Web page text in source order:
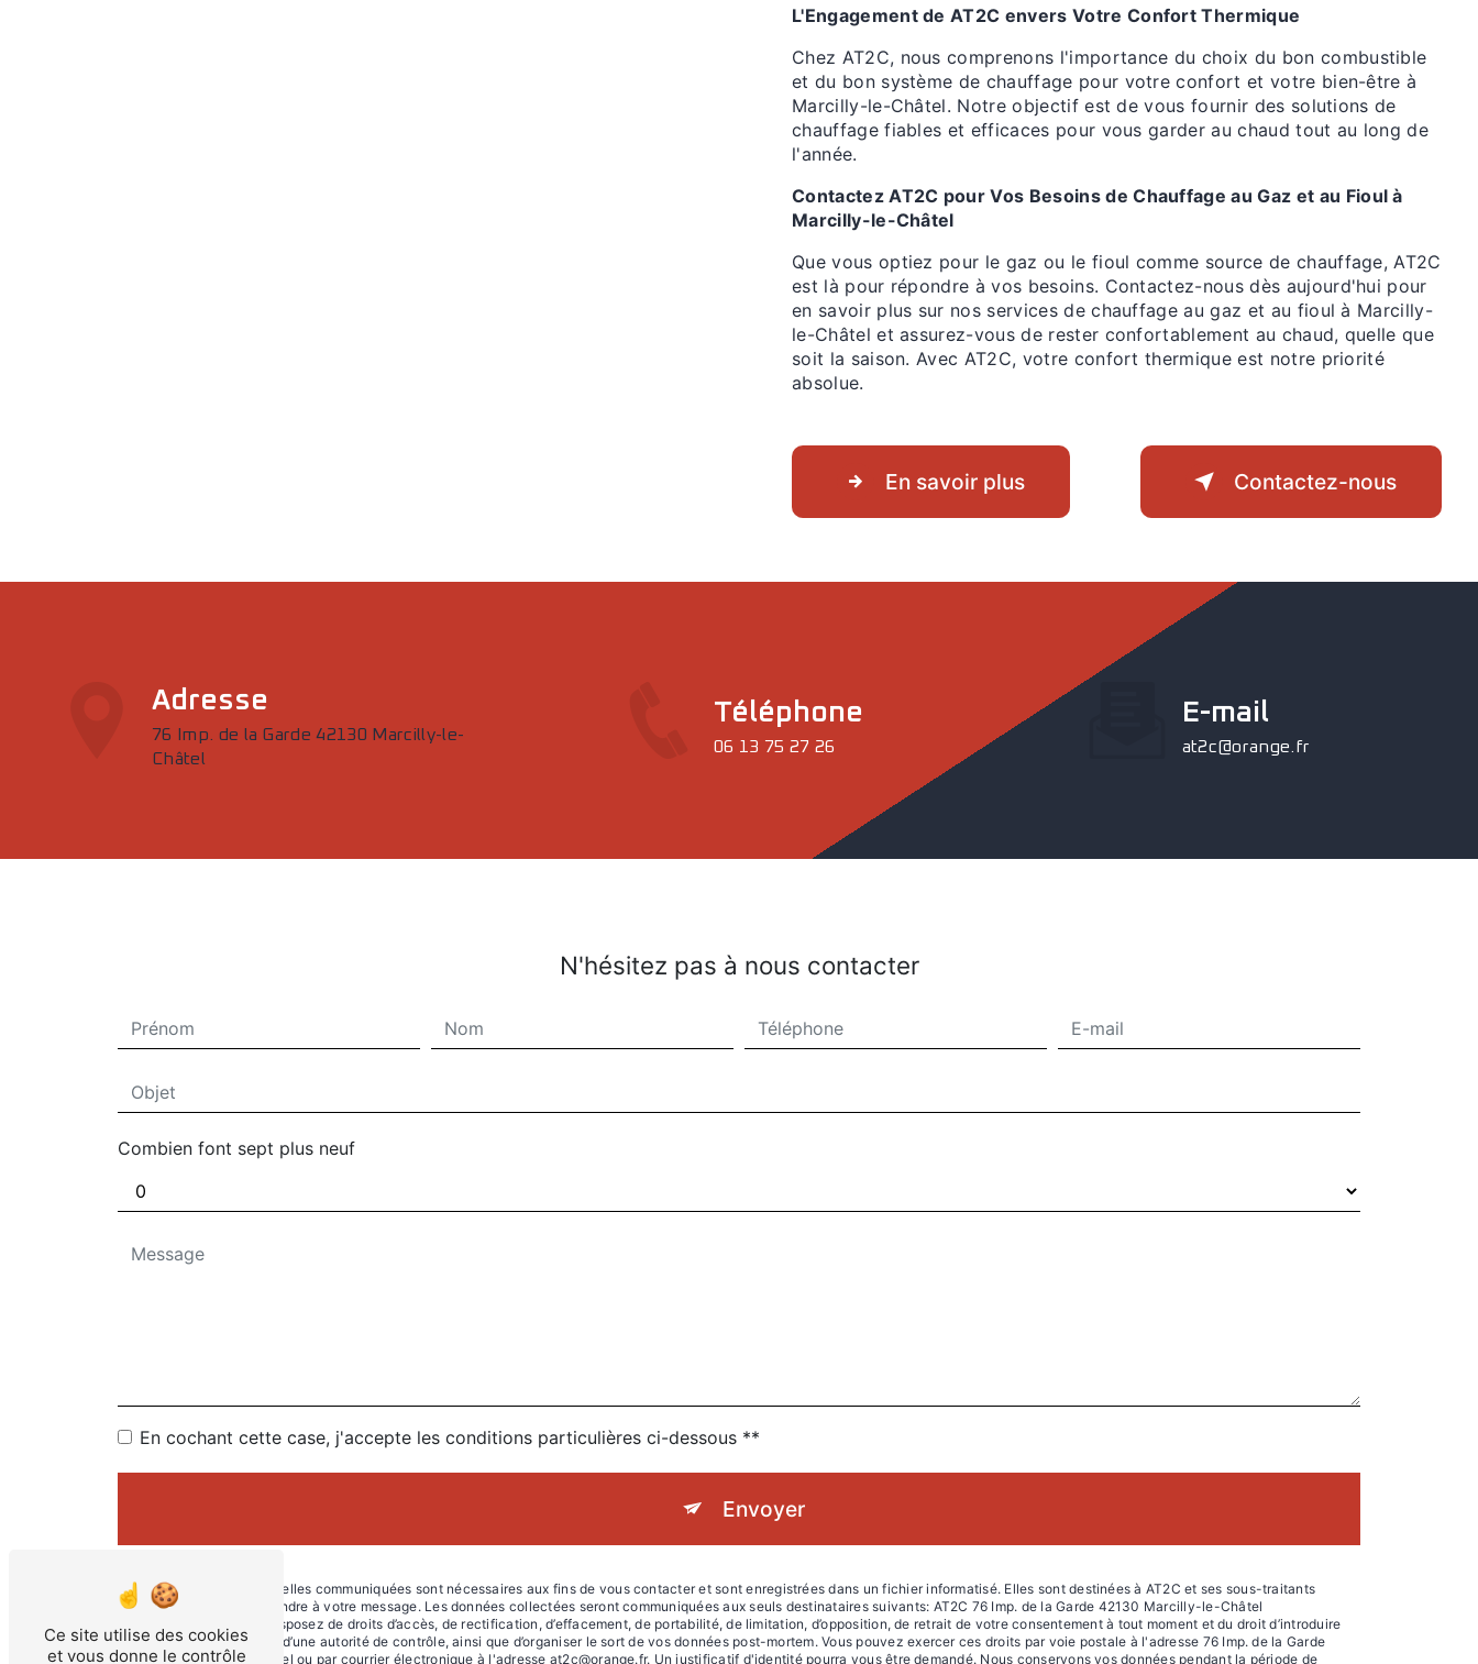
L'Engagement de AT2C envers Votre Confort Thermique
Chez AT2C, nous comprenons l'importance du choix du bon combustible
et du bon système de chauffage pour votre confort et votre bien-être à
Marcilly-le-Châtel. Notre objectif est de vous fournir des solutions de
chauffage fiables et efficaces pour vous garder au chaud tout au long de
l'année.
Contactez AT2C pour Vos Besoins de Chauffage au Gaz et au Fioul à
Marcilly-le-Châtel
Que vous optiez pour le gaz ou le fioul comme source de chauffage, AT2C
est là pour répondre à vos besoins. Contactez-nous dès aujourd'hui pour
en savoir plus sur nos services de chauffage au gaz et au fioul à Marcilly-
le-Châtel et assurez-vous de rester confortablement au chaud, quelle que
soit la saison. Avec AT2C, votre confort thermique est notre priorité
absolue.
En savoir plus Contactez-nous
Adresse
76 Imp. de la Garde 42130 Marcilly-le-
Châtel
Téléphone
06 13 75 27 26
E-mail
at2c@orange.fr
N'hésitez pas à nous contacter
Combien font sept plus neuf
En cochant cette case, j'accepte les conditions particulières ci-dessous **
Envoyer
** Les données personnelles communiquées sont nécessaires aux fins de vous contacter et sont enregistrées dans un fichier informatisé. Elles sont destinées à AT2C et ses sous-traitants
dans le seul but de répondre à votre message. Les données collectées seront communiquées aux seuls destinataires suivants: AT2C 76 Imp. de la Garde 42130 Marcilly-le-Châtel
at2c@orange.fr. Vous disposez de droits d’accès, de rectification, d’effacement, de portabilité, de limitation, d’opposition, de retrait de votre consentement à tout moment et du droit d’introduire
une réclamation auprès d’une autorité de contrôle, ainsi que d’organiser le sort de vos données post-mortem. Vous pouvez exercer ces droits par voie postale à l'adresse 76 Imp. de la Garde
42130 Marcilly-le-Châtel ou par courrier électronique à l'adresse at2c@orange.fr. Un justificatif d'identité pourra vous être demandé. Nous conservons vos données pendant la période de
Ce site utilise des cookies
et vous donne le contrôle